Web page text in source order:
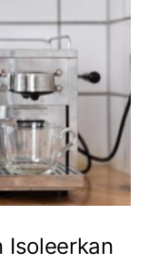
Isoleerkan